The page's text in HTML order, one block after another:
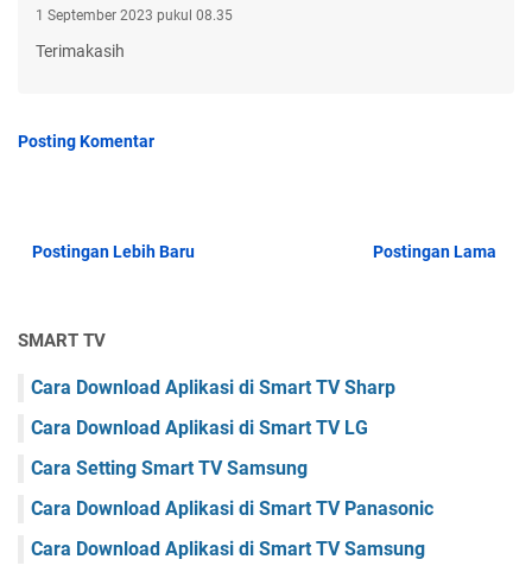
1 September 2023 pukul 08.35
Terimakasih
Posting Komentar
Postingan Lebih Baru Postingan Lama
SMART TV
Cara Download Aplikasi di Smart TV Sharp
Cara Download Aplikasi di Smart TV LG
Cara Setting Smart TV Samsung
Cara Download Aplikasi di Smart TV Panasonic
Cara Download Aplikasi di Smart TV Samsung